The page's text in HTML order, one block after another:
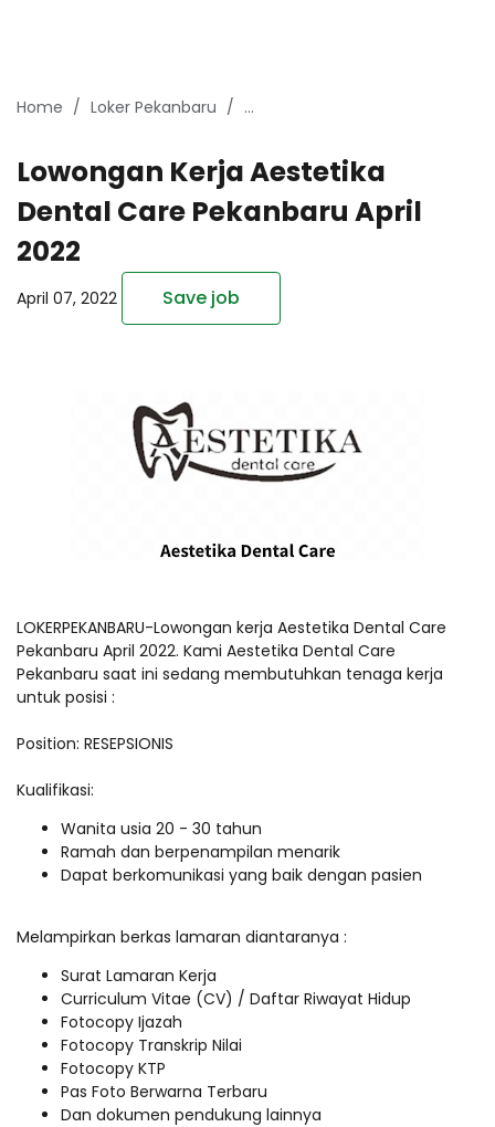
Home Loker Pekanbaru Lowongan kerja Aestetika
Lowongan Kerja Aestetika
Dental Care Pekanbaru April
2022
April 07, 2022 Save job
LOKERPEKANBARU-Lowongan kerja Aestetika Dental Care
Pekanbaru April 2022. Kami Aestetika Dental Care
Pekanbaru saat ini sedang membutuhkan tenaga kerja
untuk posisi :
Position: RESEPSIONIS
Kualifikasi:
Wanita usia 20 - 30 tahun
Ramah dan berpenampilan menarik
Dapat berkomunikasi yang baik dengan pasien
Melampirkan berkas lamaran diantaranya :
Surat Lamaran Kerja
Curriculum Vitae (CV) / Daftar Riwayat Hidup
Fotocopy Ijazah
Fotocopy Transkrip Nilai
Fotocopy KTP
Pas Foto Berwarna Terbaru
Dan dokumen pendukung lainnya